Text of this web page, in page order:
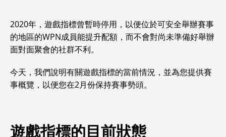
2020年，遊戲指標曾暫時停用，以便位於可安全舉辦賽事
的地區的WPN成員能提升配額，而不會對尚未準備好舉辦
面對面聚會的社群不利。
今天，我們說明有關遊戲指標的當前情況，並為您提供賽
事概覽，以便您在2月份保持賽事勢頭。
遊戲指標的目前狀態